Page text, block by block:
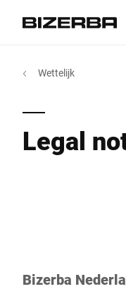
Branches
Portals
MyBizerba
RefurBiz Shop
Amerika
Afrika
Wettelijk
Legal
Bizerba